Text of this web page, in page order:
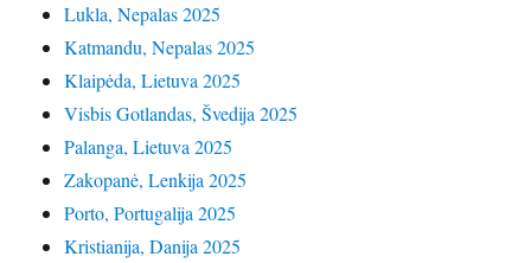
Lukla, Nepalas 2025
Katmandu, Nepalas 2025
Klaipėda, Lietuva 2025
Visbis Gotlandas, Švedija 2025
Palanga, Lietuva 2025
Zakopanė, Lenkija 2025
Porto, Portugalija 2025
Kristianija, Danija 2025